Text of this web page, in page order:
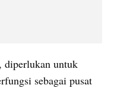
diperlukan untuk
sebagai pusat